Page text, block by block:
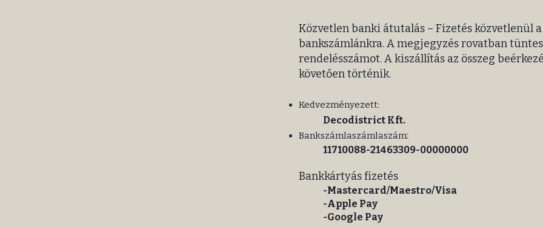
Közvetlen banki átutalás – Fizetés közvetlenül a
bankszámlánkra. A megjegyzés rovatban
rendelésszámot. A kiszállítás az összeg
követően történik.
Kedvezményezett:
Decodistrict Kft.
Bankszámlaszámlaszám:
11710088-21463309-00000000
​Bankkártyás fizetés
-Mastercard/Maestro/Visa
-Apple Pay
-Google Pay